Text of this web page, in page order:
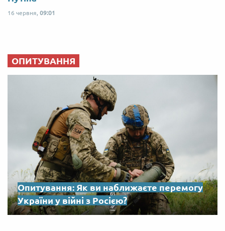
16 червня, 09:01
ОПИТУВАННЯ
Опитування: Як ви наближаєте перемогу
України у війні з Росією?